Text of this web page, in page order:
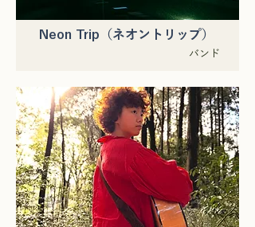
Neon Trip（ネオントリップ）
バンド